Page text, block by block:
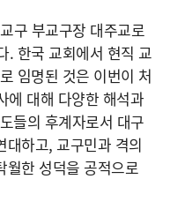
구 부교구장 대주교로
. 한국 교회에서 현직 교
임명된 것은 이번이 처
에 대해 다양한 해석과
들의 후계자로서 대구
하고, 교구민과 격의
월한 성덕을 공적으로